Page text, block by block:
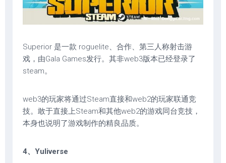
Superior 是一款 roguelite、合作、第三人称射击游
戏，由Gala Games发行。其非web3版本已经登录了
steam。
web3的玩家将通过Steam直接和web2的玩家联通竞
技。敢于直接上Steam和其他web2的游戏同台竞技，
本身也说明了游戏制作的精良品质。
4、Yuliverse